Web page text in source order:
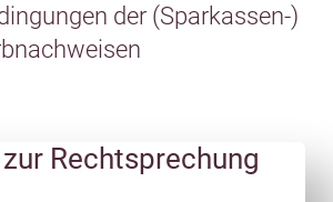
der (Sparkassen-)
Rechtsprechung